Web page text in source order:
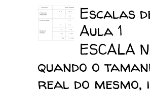
Escalas
Aula 1
ESCALA
quando o
real do mesmo,